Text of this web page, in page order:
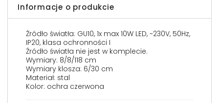
Informacje o produkcie
Źródło światła: GU10, 1x max 10W LED, ~230V, 50Hz,
IP20, klasa ochronności I
Źródło światła nie jest w komplecie.
Wymiary: 8/8/118 cm
Wymiary klosza: 6/30 cm
Materiał: stal
Kolor: ochra czerwona